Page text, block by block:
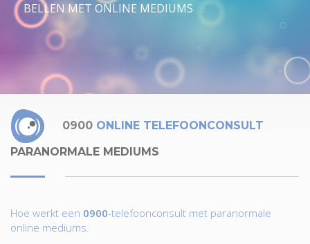
BELLEN MET ONLINE MEDIUMS
0900 ONLINE TELEFOONCONSULT
PARANORMALE MEDIUMS
Hoe werkt een 0900-telefoonconsult met paranormale
online mediums.